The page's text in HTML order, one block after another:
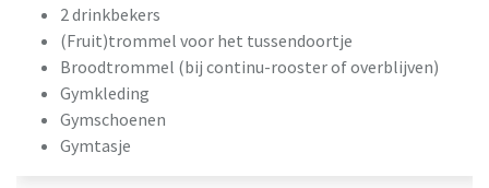
2 drinkbekers
(Fruit)trommel voor het tussendoortje
Broodtrommel (bij continu-rooster of overblijven)
Gymkleding
Gymschoenen
Gymtasje